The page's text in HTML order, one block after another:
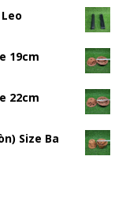
19cm
22cm
Size Ba